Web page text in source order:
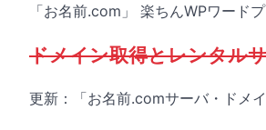
「お名前.com」 楽ちんWPワード
ドメイン取得とレンタル
更新：「お名前.comサーバ・ドメ